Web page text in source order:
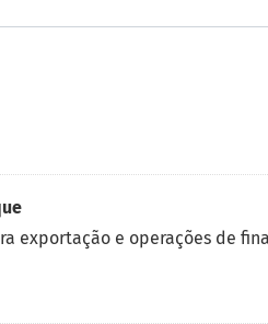
exportação e operações de